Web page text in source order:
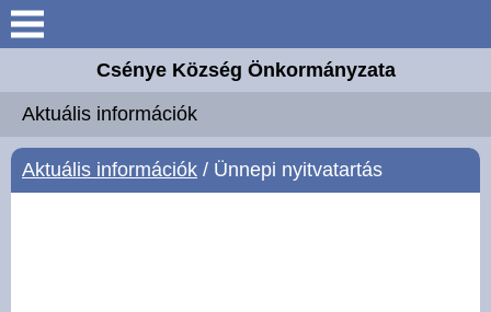
Keresés
Elérhetőségek
Csénye Község Önkormányzata
Aktuális információk
Aktuális információk / Ünnepi nyitvatartás